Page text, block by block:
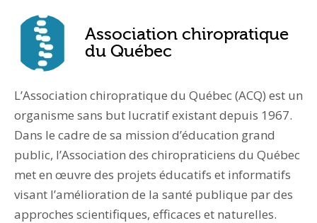
Association chiropratique
du Québec
L’Association chiropratique du Québec (ACQ) est un
organisme sans but lucratif existant depuis 1967.
Dans le cadre de sa mission d’éducation grand
public, l’Association des chiropraticiens du Québec
met en œuvre des projets éducatifs et informatifs
visant l’amélioration de la santé publique par des
approches scientifiques, efficaces et naturelles.